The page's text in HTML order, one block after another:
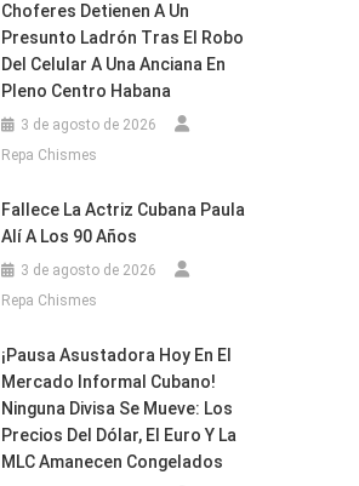
Choferes Detienen A Un
Presunto Ladrón Tras El Robo
Del Celular A Una Anciana En
Pleno Centro Habana
3 de agosto de 2026
Repa Chismes
Fallece La Actriz Cubana Paula
Alí A Los 90 Años
3 de agosto de 2026
Repa Chismes
¡Pausa Asustadora Hoy En El
Mercado Informal Cubano!
Ninguna Divisa Se Mueve: Los
Precios Del Dólar, El Euro Y La
MLC Amanecen Congelados